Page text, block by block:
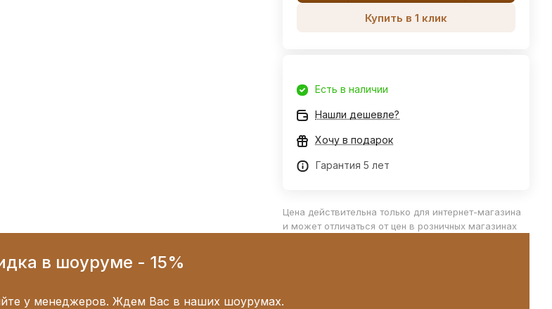
Купить в 1 клик
Есть в наличии
Нашли дешевле?
Хочу в подарок
Гарантия 5 лет
Цена действительна только для интернет-магазина
и может отличаться от цен в розничных магазинах
в шоуруме - 15%
у менеджеров. Ждем Вас в наших шоурумах.